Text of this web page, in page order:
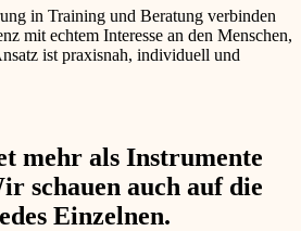
in Training und Beratung verbinden
mit echtem Interesse an den Menschen,
ist praxisnah, individuell und
mehr als Instrumente
schauen auch auf die
Einzelnen.